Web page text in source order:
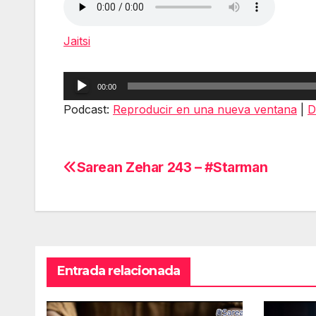
Jaitsi
Reproductor
de
00:00
Podcast: Reproducir en una nueva ventana
Navegación
Sarean Zehar 243 – #Starman
Entrada relacionada